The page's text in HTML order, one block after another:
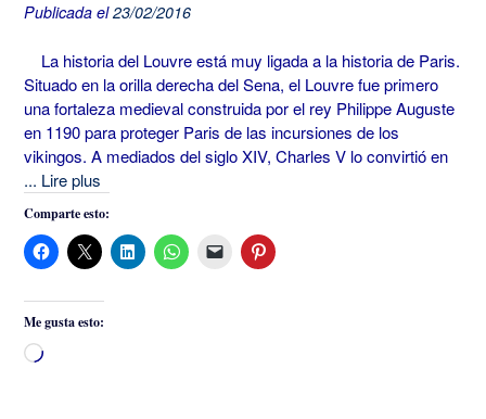
Publicada el23/02/2016
La historia del Louvre está muy ligada a la historia de Paris.
Situado en la orilla derecha del Sena, el Louvre fue primero
una fortaleza medieval construida por el rey Philippe Auguste
en 1190 para proteger Paris de las incursiones de los
vikingos. A mediados del siglo XIV, Charles V lo convirtió en
... Lire plus
Comparte esto:
Me gusta esto:
Cargando...